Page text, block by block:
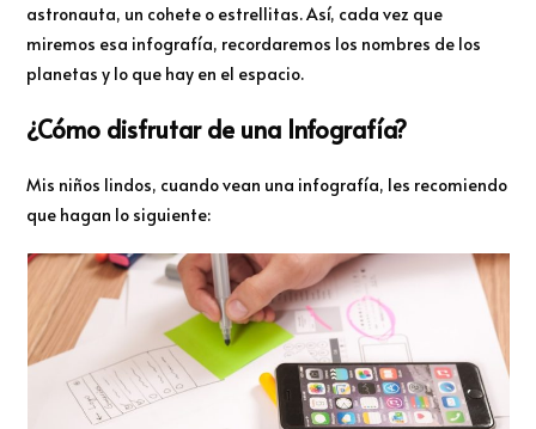
astronauta, un cohete o estrellitas. Así, cada vez que
miremos esa infografía, recordaremos los nombres de los
planetas y lo que hay en el espacio.
¿Cómo disfrutar de una Infografía?
Mis niños lindos, cuando vean una infografía, les recomiendo
que hagan lo siguiente: